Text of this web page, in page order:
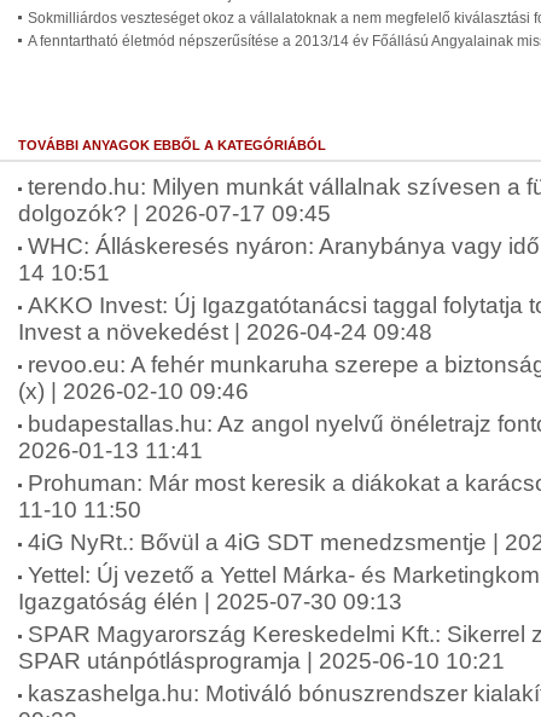
Sokmilliárdos veszteséget okoz a vállalatoknak a nem megfelelő kiválasztási
A fenntartható életmód népszerűsítése a 2013/14 év Főállású Angyalainak
TOVÁBBI ANYAGOK EBBŐL A KATEGÓRIÁBÓL
terendo.hu: Milyen munkát vállalnak szívesen a
dolgozók? | 2026-07-17 09:45
WHC: Álláskeresés nyáron: Aranybánya vagy
14 10:51
AKKO Invest: Új Igazgatótanácsi taggal folytatja
Invest a növekedést | 2026-04-24 09:48
revoo.eu: A fehér munkaruha szerepe a
(x) | 2026-02-10 09:46
budapestallas.hu: Az angol nyelvű önéletrajz
2026-01-13 11:41
Prohuman: Már most keresik a diákokat a
11-10 11:50
4iG NyRt.: Bővül a 4iG SDT menedzsmentje |
Yettel: Új vezető a Yettel Márka- és
Igazgatóság élén | 2025-07-30 09:13
SPAR Magyarország Kereskedelmi Kft.: Sikerrel
SPAR utánpótlásprogramja | 2025-06-10 10:21
kaszashelga.hu: Motiváló bónuszrendszer